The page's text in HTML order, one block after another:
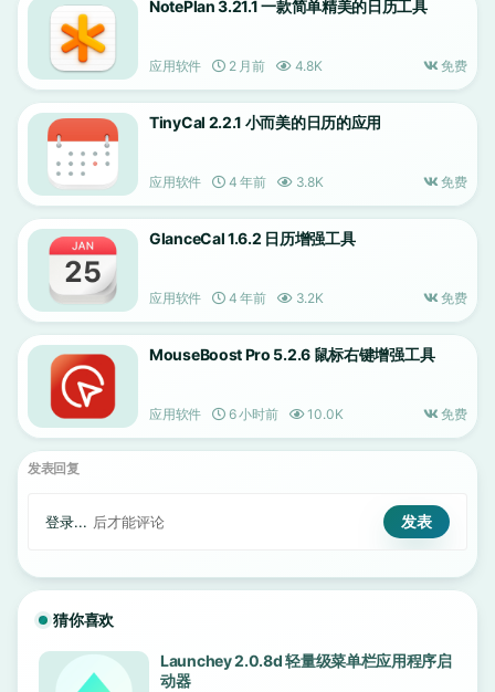
NotePlan 3.21.1 一款简单精美的日历工具
应用软件 2 月前 4.8K 免费
TinyCal 2.2.1 小而美的日历的应用
应用软件 4 年前 3.8K 免费
GlanceCal 1.6.2 日历增强工具
应用软件 4 年前 3.2K 免费
MouseBoost Pro 5.2.6 鼠标右键增强工具
应用软件 6 小时前 10.0K 免费
发表回复
登录... 后才能评论
猜你喜欢
Launchey 2.0.8d 轻量级菜单栏应用程序启
动器